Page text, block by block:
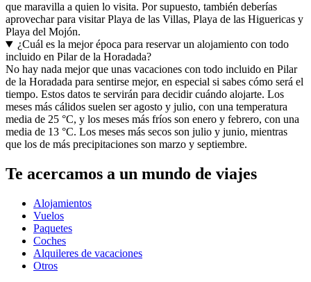
que maravilla a quien lo visita. Por supuesto, también deberías
aprovechar para visitar Playa de las Villas, Playa de las Higuericas y
Playa del Mojón.
¿Cuál es la mejor época para reservar un alojamiento con todo
incluido en Pilar de la Horadada?
No hay nada mejor que unas vacaciones con todo incluido en Pilar
de la Horadada para sentirse mejor, en especial si sabes cómo será el
tiempo. Estos datos te servirán para decidir cuándo alojarte. Los
meses más cálidos suelen ser agosto y julio, con una temperatura
media de 25 °C, y los meses más fríos son enero y febrero, con una
media de 13 °C. Los meses más secos son julio y junio, mientras
que los de más precipitaciones son marzo y septiembre.
Te acercamos a un mundo de viajes
Alojamientos
Vuelos
Paquetes
Coches
Alquileres de vacaciones
Otros